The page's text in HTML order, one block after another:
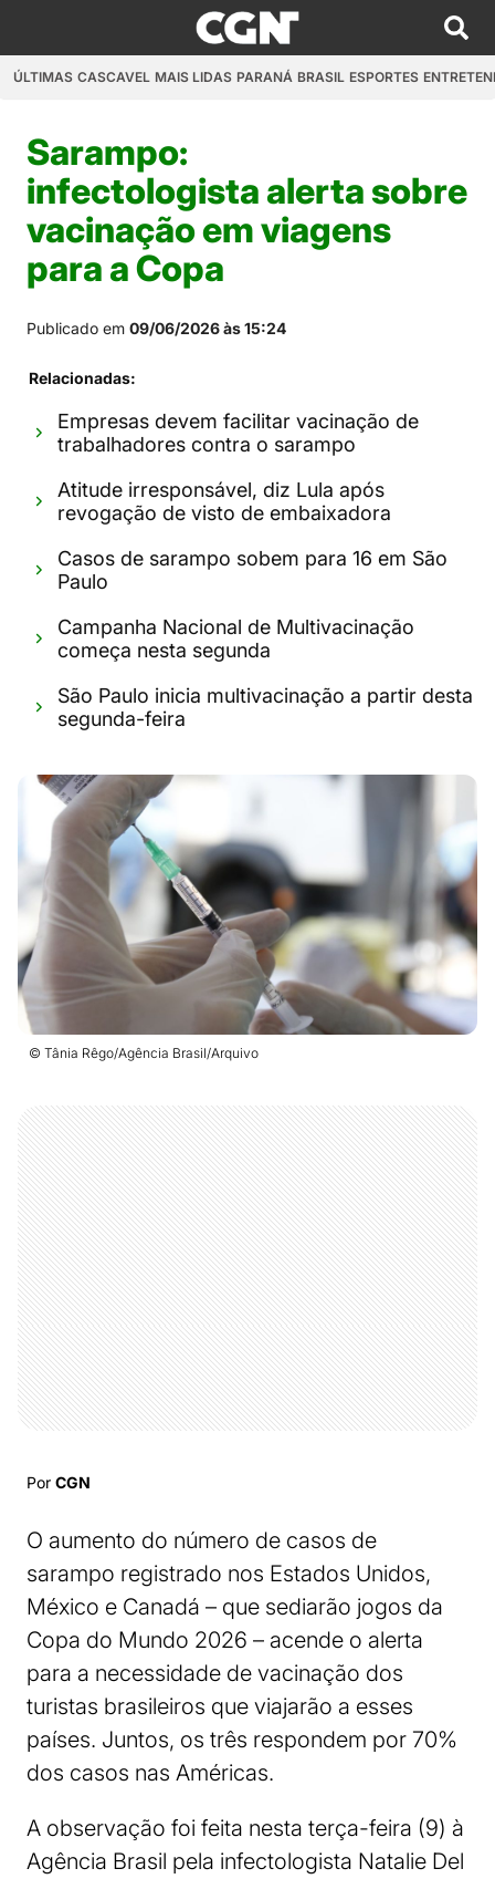
ÚLTIMAS CASCAVEL MAIS LIDAS PARANÁ BRASIL ESPORTES
Sarampo:
infectologista alerta sobre
vacinação em viagens
para a Copa
Publicado em 09/06/2026 às 15:24
Relacionadas:
Empresas devem facilitar vacinação de
trabalhadores contra o sarampo
Atitude irresponsável, diz Lula após
revogação de visto de embaixadora
Casos de sarampo sobem para 16 em São
Paulo
Campanha Nacional de Multivacinação
começa nesta segunda
São Paulo inicia multivacinação a partir desta
segunda-feira
© Tânia Rêgo/Agência Brasil/Arquivo
Por CGN
O aumento do número de casos de
sarampo registrado nos Estados Unidos,
México e Canadá – que sediarão jogos da
Copa do Mundo 2026 – acende o alerta
para a necessidade de vacinação dos
turistas brasileiros que viajarão a esses
países. Juntos, os três respondem por 70%
dos casos nas Américas.
A observação foi feita nesta terça-feira (9) à
Agência Brasil pela infectologista Natalie Del